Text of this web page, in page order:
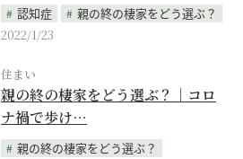
認知症
親の終の棲家をどう選ぶ？
2022/1/23
住まい
親の終の棲家をどう選ぶ？｜コロ
ナ禍で歩け…
親の終の棲家をどう選ぶ？